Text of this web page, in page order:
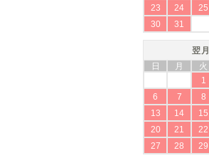
23
24 25
30
31
翌
日
月 火
1
6
7 8
13
14 15
20
21 22
27
28 29